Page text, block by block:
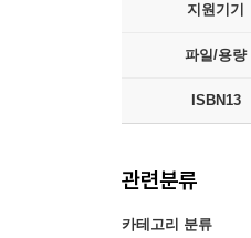
지원기기
파일/용량
ISBN13
관련분류
카테고리 분류